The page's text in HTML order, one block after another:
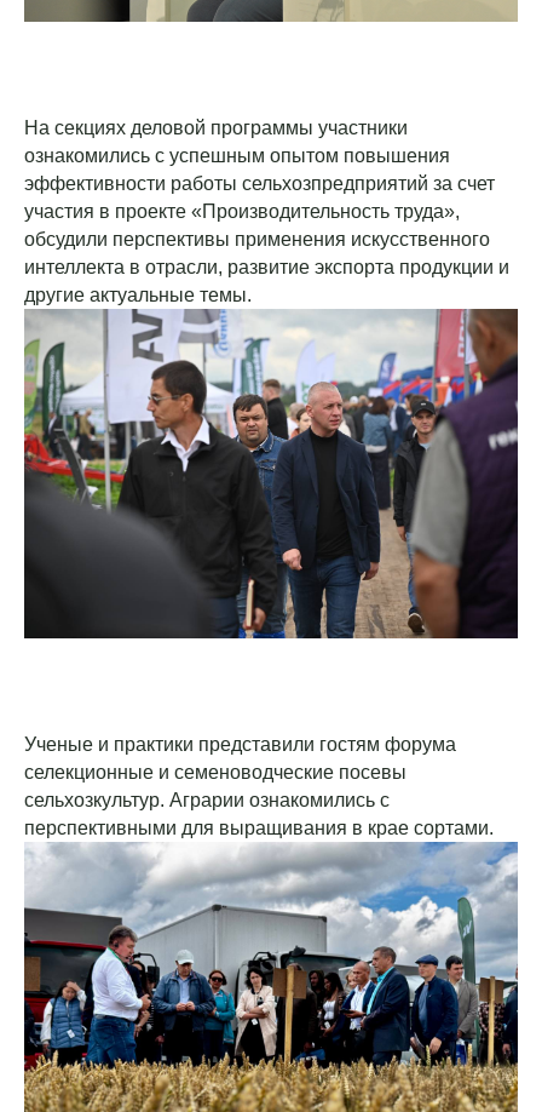
На секциях деловой программы участники
ознакомились с успешным опытом повышения
эффективности работы сельхозпредприятий за счет
участия в проекте «Производительность труда»,
обсудили перспективы применения искусственного
интеллекта в отрасли, развитие экспорта продукции и
другие актуальные темы.
Ученые и практики представили гостям форума
селекционные и семеноводческие посевы
сельхозкультур. Аграрии ознакомились с
перспективными для выращивания в крае сортами.